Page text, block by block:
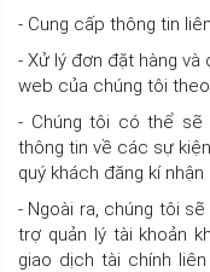
- Cung cấp thông tin
- Xử lý đơn đặt hàng
web của chúng tôi
- Chúng tôi có thể sẽ
thông tin về các sự
quý khách đăng kí
- Ngoài ra, chúng tôi
trợ quản lý tài khoản
giao dịch tài chính